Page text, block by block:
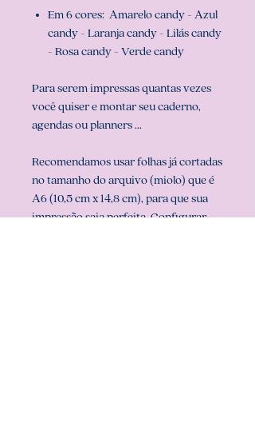
Em 6 cores: Amarelo candy - Azul
candy - Laranja candy - Lilás candy
- Rosa candy - Verde candy
Para serem impressas quantas vezes
você quiser e montar seu caderno,
agendas ou planners ...
Recomendamos usar folhas já cortadas
no tamanho do arquivo (miolo) que é
A6 (10,5 cm x 14,8 cm), para que sua
impressão saia perfeita. Configurar